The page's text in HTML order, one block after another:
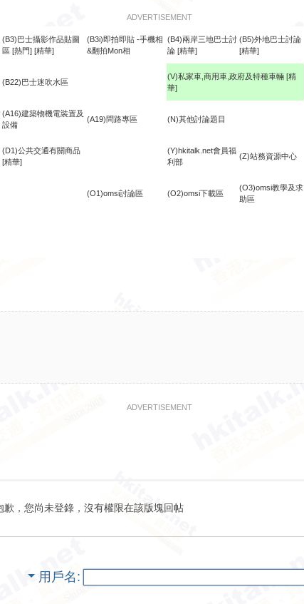
ADVERTISEMENT
(B3)巴士攝影作品貼圖
區 [熱門] [精華]
(B3i)即拍即貼 -手機相
&翻拍Mon相
(B4)兩岸三地巴士討
論 [精華]
(B5)外地巴士討論
[精華]
(B22)巴士迷吹水區
(V)私家車,商用車,政府及特種車輛 [精
華]
(A16)建築物機電裝置及
設備
(A19)問路專區 (N)其他討論題目
(D1)公共交通有關商品
[精華]
(Y)hkitalk.net會員福
利部
(Z)站務資源中心
(O1)omsi討論區 (O2)omsi下載區
(O3)omsi教學及求
助區
ADVERTISEMENT
歉，您尚未登錄，沒有權限在該版塊回帖
用戶名